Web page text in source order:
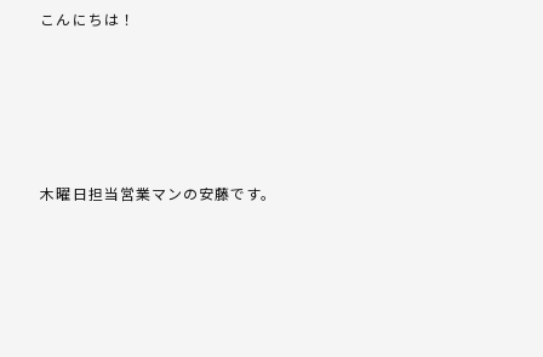
こんにちは！
木曜日担当営業マンの安藤です。